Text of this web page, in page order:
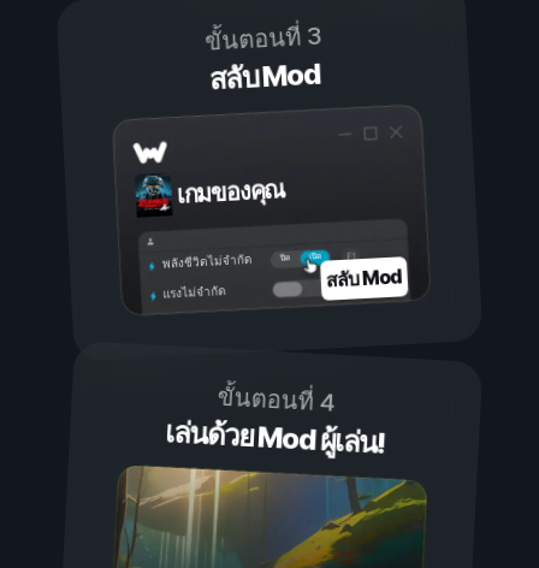
ขั้นตอนที่ 3
สลับ Mod
เกมของคุณ
เปิด
ปิด
พลังชีวิตไม่จำกัด
แรงไม่จำกัด สลับ Mod
ขั้นตอนที่ 4
เล่นด้วย Mod ผู้เล่น!